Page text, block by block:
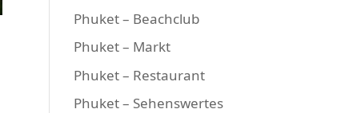
Phuket – Beachclub
Phuket – Markt
Phuket – Restaurant
Phuket – Sehenswertes